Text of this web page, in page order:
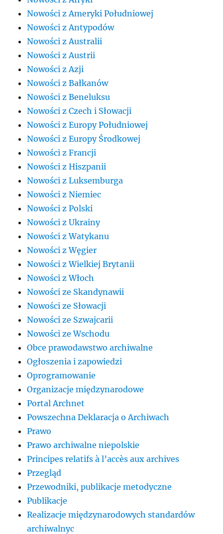
Nowości z Ameryki Południowej
Nowości z Antypodów
Nowości z Australii
Nowości z Austrii
Nowości z Azji
Nowości z Bałkanów
Nowości z Beneluksu
Nowości z Czech i Słowacji
Nowości z Europy Południowej
Nowości z Europy Środkowej
Nowości z Francji
Nowości z Hiszpanii
Nowości z Luksemburga
Nowości z Niemiec
Nowości z Polski
Nowości z Ukrainy
Nowości z Watykanu
Nowości z Węgier
Nowości z Wielkiej Brytanii
Nowości z Włoch
Nowości ze Skandynawii
Nowości ze Słowacji
Nowości ze Szwajcarii
Nowości ze Wschodu
Obce prawodawstwo archiwalne
Ogłoszenia i zapowiedzi
Oprogramowanie
Organizacje międzynarodowe
Portal Archnet
Powszechna Deklaracja o Archiwach
Prawo
Prawo archiwalne niepolskie
Principes relatifs à l’accès aux archives
Przegląd
Przewodniki, publikacje metodyczne
Publikacje
Realizacje międzynarodowych standardów
archiwalnyc